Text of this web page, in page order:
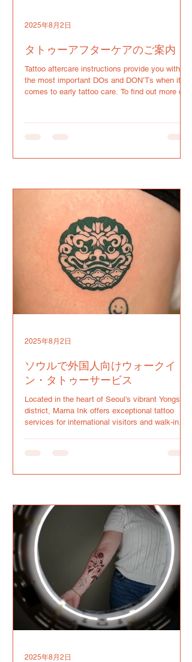
タトゥーアフターケアのご案内
Tattoo aftercare instructions provide you with
the most important DOs and DON’Ts when it
comes to early tattoo care. To find out more on
2025年8月2日
ソウルで外国人向けウォークイ
ン・タトゥーサービス
Located in the heart of Seoul's vibrant Yongsan
district, Mama Ink offers exceptional tattoo
services for international visitors and walk-in
the most accessible tattoo studios in the city.
2025年8月2日
2025年8月2日